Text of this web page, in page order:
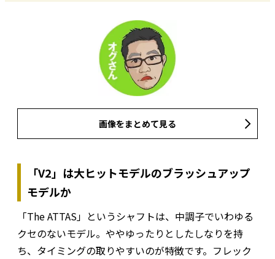
画像をまとめて見る
「V2」は大ヒットモデルのブラッシュアップ
モデルか
「The ATTAS」というシャフトは、中調子でいわゆる
クセのないモデル。ややゆったりとしたしなりを持
ち、タイミングの取りやすいのが特徴です。フレック